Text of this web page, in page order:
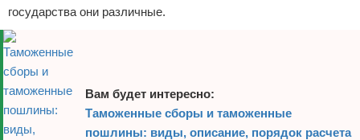
государства они различные.
Вам будет интересно:
Таможенные сборы и таможенные
пошлины: виды, описание, порядок расчета